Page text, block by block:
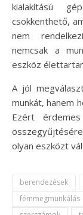
kialakítású
csökkenthető,
nem
nemcsak a
eszköz
A jól
munkát, hanem
Ezért
olyan eszközt
berendezések
fémmegmunkálás